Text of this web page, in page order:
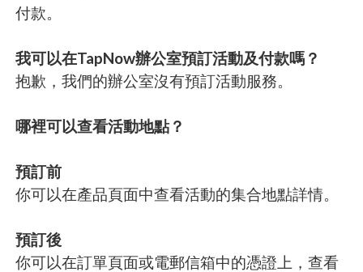
付款。
我可以在TapNow辦公室預訂活動及付款嗎？
抱歉，我們的辦公室沒有預訂活動服務。
哪裡可以查看活動地點？
預訂前
你可以在產品頁面中查看活動的集合地點詳情。
預訂後
你可以在訂單頁面或電郵信箱中的憑證上，查看